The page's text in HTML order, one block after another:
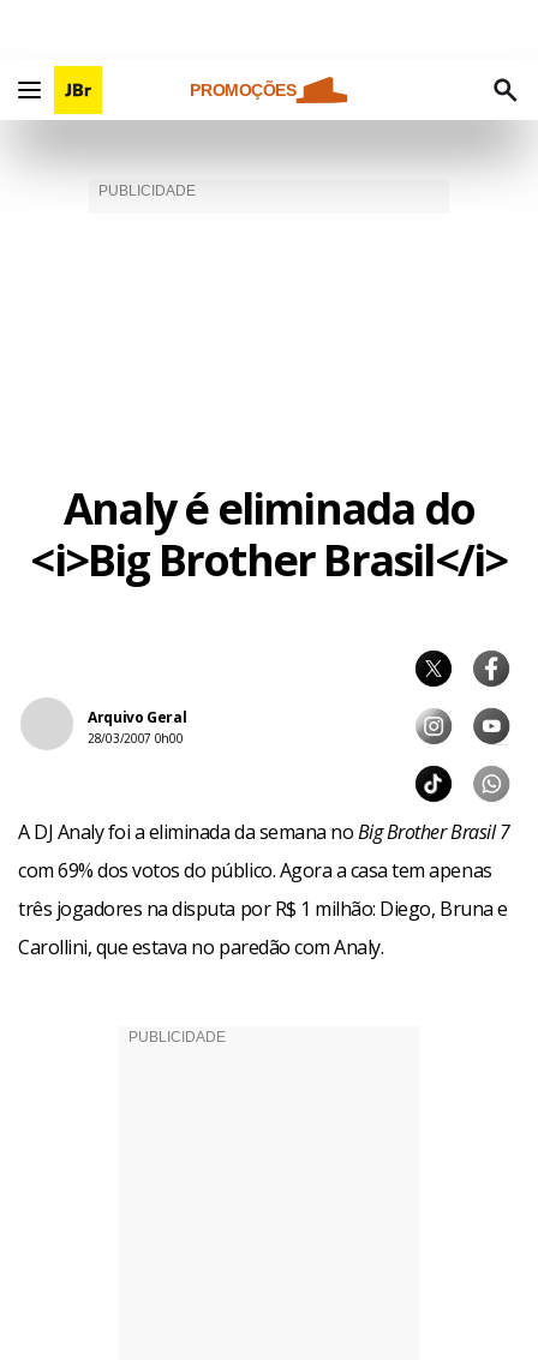
PROMOÇÕES
Analy é eliminada do
<i>Big Brother Brasil</i>
Arquivo Geral
28/03/2007 0h00
A DJ Analy foi a eliminada da semana noBig Brother Brasil 7
com 69% dos votos do público. Agora a casa tem apenas
três jogadores na disputa por R$ 1 milhão: Diego, Bruna e
Carollini, que estava no paredão com Analy.